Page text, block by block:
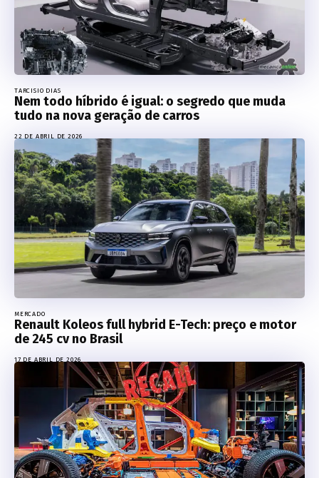
TARCISIO DIAS
Nem todo híbrido é igual: o segredo que muda
tudo na nova geração de carros
22 DE ABRIL DE 2026
MERCADO
Renault Koleos full hybrid E-Tech: preço e motor
de 245 cv no Brasil
17 DE ABRIL DE 2026